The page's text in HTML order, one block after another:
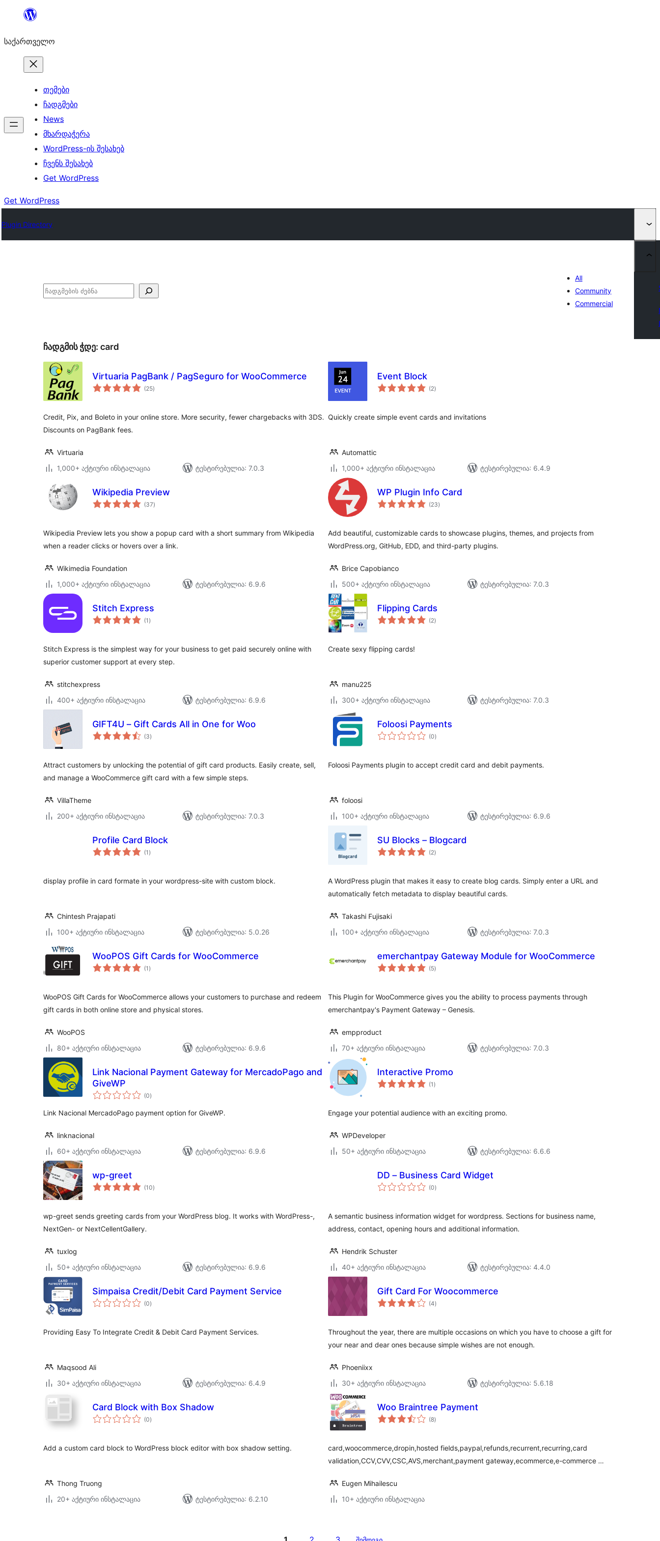
შიგთავსზე
საქართველო
თემები
ჩადგმები
News
მხარდაჭერა
WordPress-ის შესახებ
ჩვენს შესახებ
Get WordPress
Get WordPress
Plugin Directory
ძებნა
All
Community
Commercial
ჩადგმის ჭდე: card
Virtuaria PagBank / PagSeguro for WooCommerce
(25საერთო
რეიტინგი
)
Credit, Pix, and Boleto in your online store. More security, fewer chargebacks with 3DS.
Discounts on PagBank fees.
Virtuaria
1,000+ აქტიური ინსტალაცია
ტესტირებულია: 7.0.3
Event Block
(2საერთო
რეიტინგი
)
Quickly create simple event cards and invitations
Automattic
1,000+ აქტიური ინსტალაცია
ტესტირებულია: 6.4.9
Wikipedia Preview
(37საერთო
რეიტინგი
)
Wikipedia Preview lets you show a popup card with a short summary from Wikipedia
when a reader clicks or hovers over a link.
Wikimedia Foundation
1,000+ აქტიური ინსტალაცია
ტესტირებულია: 6.9.6
WP Plugin Info Card
(23საერთო
რეიტინგი
)
Add beautiful, customizable cards to showcase plugins, themes, and projects from
WordPress.org, GitHub, EDD, and third-party plugins.
Brice Capobianco
500+ აქტიური ინსტალაცია
ტესტირებულია: 7.0.3
Stitch Express
(1 საერთო
რეიტინგი
)
Stitch Express is the simplest way for your business to get paid securely online with
superior customer support at every step.
stitchexpress
400+ აქტიური ინსტალაცია
ტესტირებულია: 6.9.6
Flipping Cards
(2საერთო
რეიტინგი
)
Create sexy flipping cards!
manu225
300+ აქტიური ინსტალაცია
ტესტირებულია: 7.0.3
GIFT4U – Gift Cards All in One for Woo
(3საერთო
რეიტინგი
)
Attract customers by unlocking the potential of gift card products. Easily create, sell,
and manage a WooCommerce gift card with a few simple steps.
VillaTheme
200+ აქტიური ინსტალაცია
ტესტირებულია: 7.0.3
Foloosi Payments
(0საერთო
რეიტინგი
)
Foloosi Payments plugin to accept credit card and debit payments.
foloosi
100+ აქტიური ინსტალაცია
ტესტირებულია: 6.9.6
Profile Card Block
(1 საერთო
რეიტინგი
)
display profile in card formate in your wordpress-site with custom block.
Chintesh Prajapati
100+ აქტიური ინსტალაცია
ტესტირებულია: 5.0.26
SU Blocks – Blogcard
(2საერთო
რეიტინგი
)
A WordPress plugin that makes it easy to create blog cards. Simply enter a URL and
automatically fetch metadata to display beautiful cards.
Takashi Fujisaki
100+ აქტიური ინსტალაცია
ტესტირებულია: 7.0.3
WooPOS Gift Cards for WooCommerce
(1 საერთო
რეიტინგი
)
WooPOS Gift Cards for WooCommerce allows your customers to purchase and redeem
gift cards in both online store and physical stores.
WooPOS
80+ აქტიური ინსტალაცია
ტესტირებულია: 6.9.6
emerchantpay Gateway Module for WooCommerce
(5საერთო
რეიტინგი
)
This Plugin for WooCommerce gives you the ability to process payments through
emerchantpay's Payment Gateway – Genesis.
empproduct
70+ აქტიური ინსტალაცია
ტესტირებულია: 7.0.3
Link Nacional Payment Gateway for MercadoPago and
GiveWP
(0საერთო
რეიტინგი
)
Link Nacional MercadoPago payment option for GiveWP.
linknacional
60+ აქტიური ინსტალაცია
ტესტირებულია: 6.9.6
Interactive Promo
(1 საერთო
რეიტინგი
)
Engage your potential audience with an exciting promo.
WPDeveloper
50+ აქტიური ინსტალაცია
ტესტირებულია: 6.6.6
wp-greet
(10საერთო
რეიტინგი
)
wp-greet sends greeting cards from your WordPress blog. It works with WordPress-,
NextGen- or NextCellentGallery.
tuxlog
50+ აქტიური ინსტალაცია
ტესტირებულია: 6.9.6
DD – Business Card Widget
(0საერთო
რეიტინგი
)
A semantic business information widget for wordpress. Sections for business name,
address, contact, opening hours and additional information.
Hendrik Schuster
40+ აქტიური ინსტალაცია
ტესტირებულია: 4.4.0
Simpaisa Credit/Debit Card Payment Service
(0საერთო
რეიტინგი
)
Providing Easy To Integrate Credit & Debit Card Payment Services.
Maqsood Ali
30+ აქტიური ინსტალაცია
ტესტირებულია: 6.4.9
Gift Card For Woocommerce
(4საერთო
რეიტინგი
)
Throughout the year, there are multiple occasions on which you have to choose a gift for
your near and dear ones because simple wishes are not enough.
Phoeniixx
30+ აქტიური ინსტალაცია
ტესტირებულია: 5.6.18
Card Block with Box Shadow
(0საერთო
რეიტინგი
)
Add a custom card block to WordPress block editor with box shadow setting.
Thong Truong
20+ აქტიური ინსტალაცია
ტესტირებულია: 6.2.10
Woo Braintree Payment
(8საერთო
რეიტინგი
)
card,woocommerce,dropin,hosted fields,paypal,refunds,recurrent,recurring,card
validation,CCV,CVV,CSC,AVS,merchant,payment gateway,ecommerce,e-commerce …
Eugen Mihailescu
10+ აქტიური ინსტალაცია